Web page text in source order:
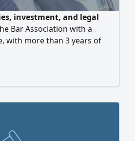
investment, and legal
Bar Association with a
with more than 3 years of